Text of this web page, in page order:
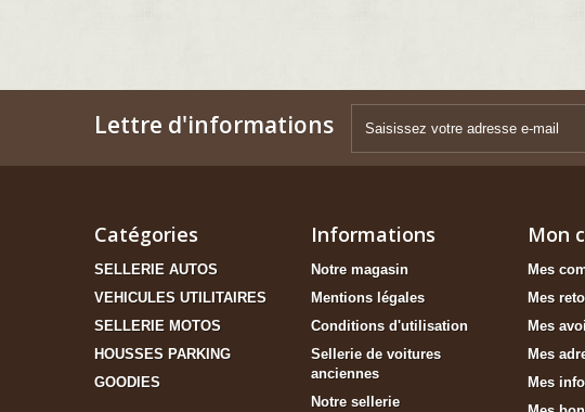
Lettre d'informations
Catégories
SELLERIE AUTOS
VEHICULES UTILITAIRES
SELLERIE MOTOS
HOUSSES PARKING
GOODIES
Informations
Notre magasin
Mentions légales
Conditions d'utilisation
Sellerie de voitures
anciennes
Notre sellerie
Mon
Mes
Mes
Mes
Mes
Mes